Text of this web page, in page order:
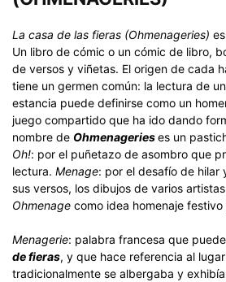
La casa de las fieras (Ohmenageries)
Un libro de cómic o un cómic de libro,
de versos y viñetas. El origen de cada
tiene un germen común: la lectura de
estancia puede definirse como un
juego compartido que ha ido dando
nombre de Ohmenagerieses un
Oh!: por el puñetazo de asombro que
lectura. Menage: por el desafío de hilar
sus versos, los dibujos de varios
Ohmenage como idea homenaje
Menagerie: palabra francesa que
de fieras, y que hace referencia al
tradicionalmente se albergaba y